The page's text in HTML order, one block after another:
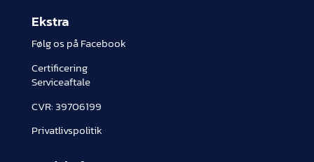
Ekstra
Følg os på Facebook
Certificering
Serviceaftale
CVR:39706199
Privatlivspolitik